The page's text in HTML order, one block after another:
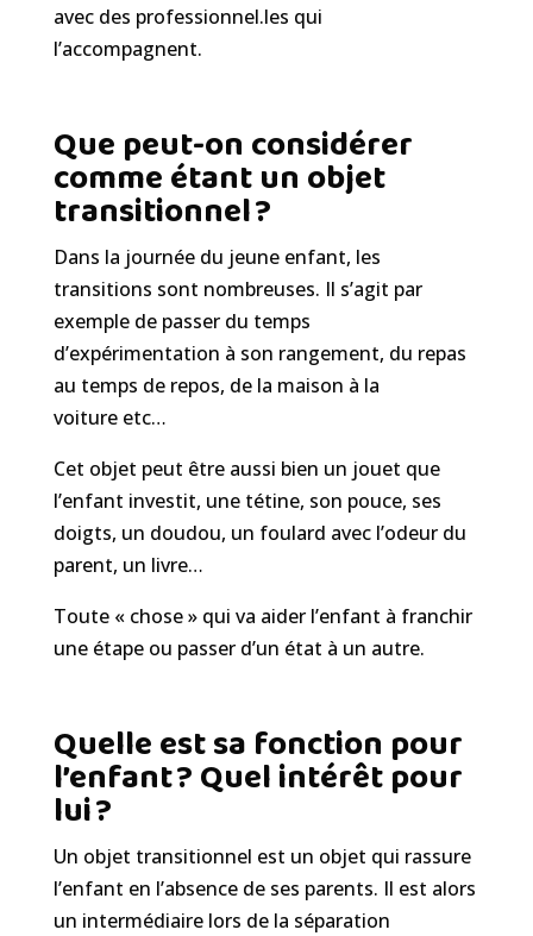
avec des professionnel.les qui
l’accompagnent.
Que peut-on considérer
comme étant un objet
transitionnel ?
Dans la journée du jeune enfant, les
transitions sont nombreuses. Il s’agit par
exemple de passer du temps
d’expérimentation à son rangement, du repas
au temps de repos, de la maison à la
voitureetc…
Cet objet peut être aussi bien un jouet que
l’enfant investit, une tétine, son pouce, ses
doigts, un doudou, un foulard avec l’odeur du
parent, un livre…
Toute « chose » qui va aider l’enfant à franchir
une étape ou passer d’un état à un autre.
Quelle est sa fonction pour
l’enfant ? Quel intérêt pour
lui ?
Un objet transitionnel est un objet qui rassure
l’enfant en l’absence de ses parents. Il est alors
un intermédiaire lors de la séparation